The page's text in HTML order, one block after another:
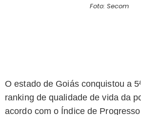
Foto: Secom
O estado de Goiás conquistou a
ranking de qualidade de vida da
acordo com o Índice de